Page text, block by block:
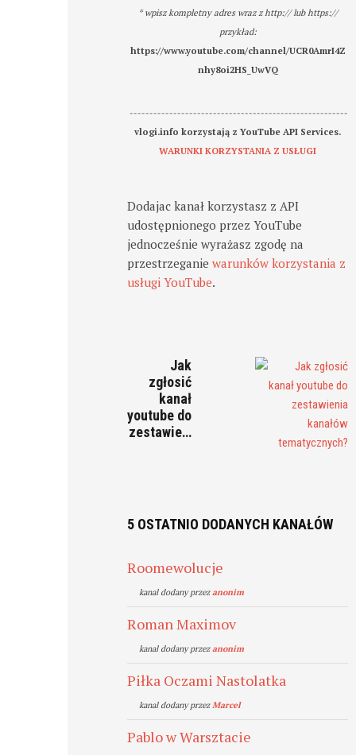
* wpisz kompletny adres wraz z http:// lub https://
przykład:
https://www.youtube.com/channel/UCR0AmrI4Z
nhy8oi2HS_UwVQ
-------------------------------------------------------
vlogi.info korzystają z YouTube API Services.
WARUNKI KORZYSTANIA Z USŁUGI
Dodajac kanał korzystasz z API
udostępnionego przez YouTube
jednocześnie wyrażasz zgodę na
przestrzeganiewarunków korzystania z
usługi YouTube.
Jak
zgłosić
kanał
youtube do
zestawie…
5 OSTATNIO DODANYCH KANAŁÓW
Roomewolucje
kanal dodany przezanonim
Roman Maximov
kanal dodany przezanonim
Piłka Oczami Nastolatka
kanal dodany przezMarcel
Pablo w Warsztacie